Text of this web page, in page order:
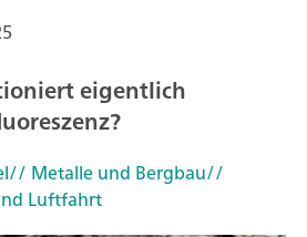
eigentlich
// Metalle und Bergbau//
Luftfahrt